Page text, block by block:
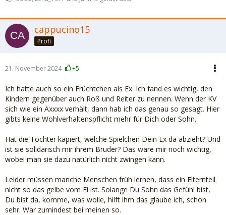
cappucino15
Profi
21. November 2024 +5
Ich hatte auch so ein Früchtchen als Ex. Ich fand es wichtig, den
Kindern gegenüber auch Roß und Reiter zu nennen. Wenn der KV
sich wie ein Axxxx verhält, dann hab ich das genau so gesagt. Hier
gibts keine Wohlverhaltenspflicht mehr für Dich oder Sohn.
Hat die Tochter kapiert, welche Spielchen Dein Ex da abzieht? Und
ist sie solidarisch mir ihrem Bruder? Das wäre mir noch wichtig,
wobei man sie dazu natürlich nicht zwingen kann.
Leider müssen manche Menschen früh lernen, dass ein Elternteil
nicht so das gelbe vom Ei ist. Solange Du Sohn das Gefühl bist,
Du bist da, komme, was wolle, hilft ihm das glaube ich, schon
sehr. War zumindest bei meinen so.